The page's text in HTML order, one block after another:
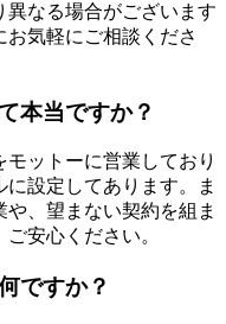
異なる場合がございます
気軽にご相談くださ
本当ですか？
ットーに営業しており
設定してあります。ま
、望まない契約を組ま
安心ください。
ですか？